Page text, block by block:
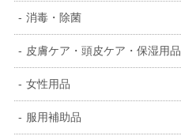
消毒・除菌
皮膚ケア・頭皮ケア・保湿用品
女性用品
服用補助品